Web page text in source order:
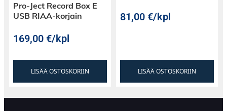
Pro-Ject Record Box E
USB RIAA-korjain
169,00€/kpl
LISÄÄ OSTOSKORIIN
81,00€/kpl
LISÄÄ OSTOSKORIIN